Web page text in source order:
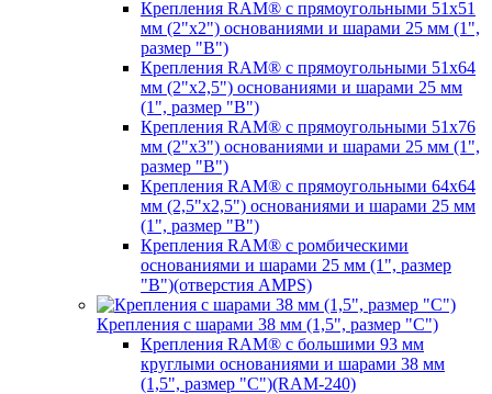
Крепления RAM® с прямоугольными 51х51
мм (2"х2") основаниями и шарами 25 мм (1",
размер "B")
Крепления RAM® с прямоугольными 51х64
мм (2"х2,5") основаниями и шарами 25 мм
(1", размер "B")
Крепления RAM® с прямоугольными 51х76
мм (2"х3") основаниями и шарами 25 мм (1",
размер "B")
Крепления RAM® с прямоугольными 64х64
мм (2,5"х2,5") основаниями и шарами 25 мм
(1", размер "B")
Крепления RAM® с ромбическими
основаниями и шарами 25 мм (1", размер
"B")(отверстия AMPS)
Крепления с шарами 38 мм (1,5", размер "C")
Крепления RAM® с большими 93 мм
круглыми основаниями и шарами 38 мм
(1,5", размер "C")(RAM-240)